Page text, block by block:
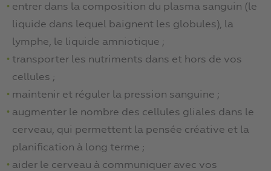
entrer dans la composition du plasma sanguin (le
liquide dans lequel baignent les globules), la
lymphe, le liquide amniotique ;
transporter les nutriments dans et hors de vos
cellules ;
maintenir et réguler la pression sanguine ;
augmenter le nombre des cellules gliales dans le
cerveau, qui permettent la pensée créative et la
planification à long terme ;
aider le cerveau à communiquer avec vos